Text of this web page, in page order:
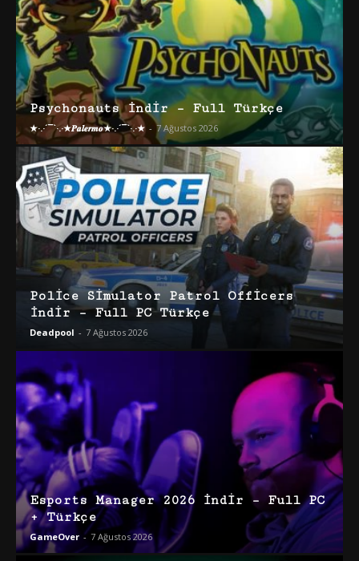
Psychonauts İndir – Full Türkçe
★·.·´¯`·.·★𝑷𝒂𝒍𝒆𝒓𝒎𝒐★·.·´¯`·.·★ - 7 Ağustos 2026
Police Simulator Patrol Officers
İndir – Full PC Türkçe
Deadpool - 7 Ağustos 2026
Esports Manager 2026 İndir – Full PC
+ Türkçe
GameOver - 7 Ağustos 2026